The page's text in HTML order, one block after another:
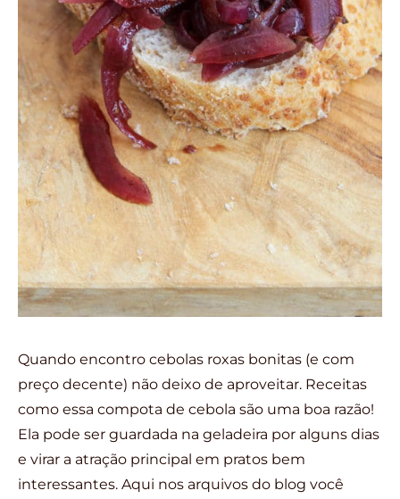
Quando encontro cebolas roxas bonitas (e com
preço decente) não deixo de aproveitar. Receitas
como essa compota de cebola são uma boa razão!
Ela pode ser guardada na geladeira por alguns dias
e virar a atração principal em pratos bem
interessantes. Aqui nos arquivos do blog você